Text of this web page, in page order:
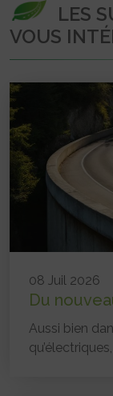
LES
VOUS
08 Juil 2026
Du
Aussi bien